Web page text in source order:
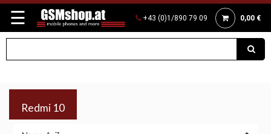
☰ +43 (0)1/890 79 09 0,00 €
Redmi 10